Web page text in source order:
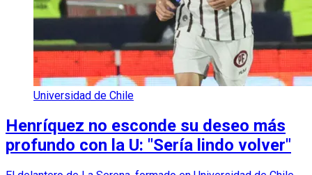
Universidad de Chile
Henríquez no esconde su deseo más
profundo con la U: "Sería lindo volver"